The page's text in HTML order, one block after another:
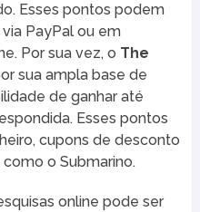
Esses pontos podem
PayPal ou em
Por sua vez, o The
sua ampla base de
de ganhar até
Esses pontos
cupons de desconto
o Submarino.
online pode ser